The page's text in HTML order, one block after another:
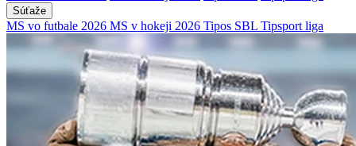
Súťaže
MS vo futbale 2026 MS v hokeji 2026 Tipos SBL Tipsport liga